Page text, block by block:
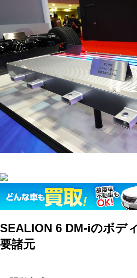
SEALION 6 DM-iのボデ
要諸元